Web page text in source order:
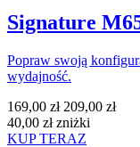
Signature
Popraw swoją
wydajność.
169,00 zł 209,00 zł
40,00 zł zniżki
KUP TERAZ